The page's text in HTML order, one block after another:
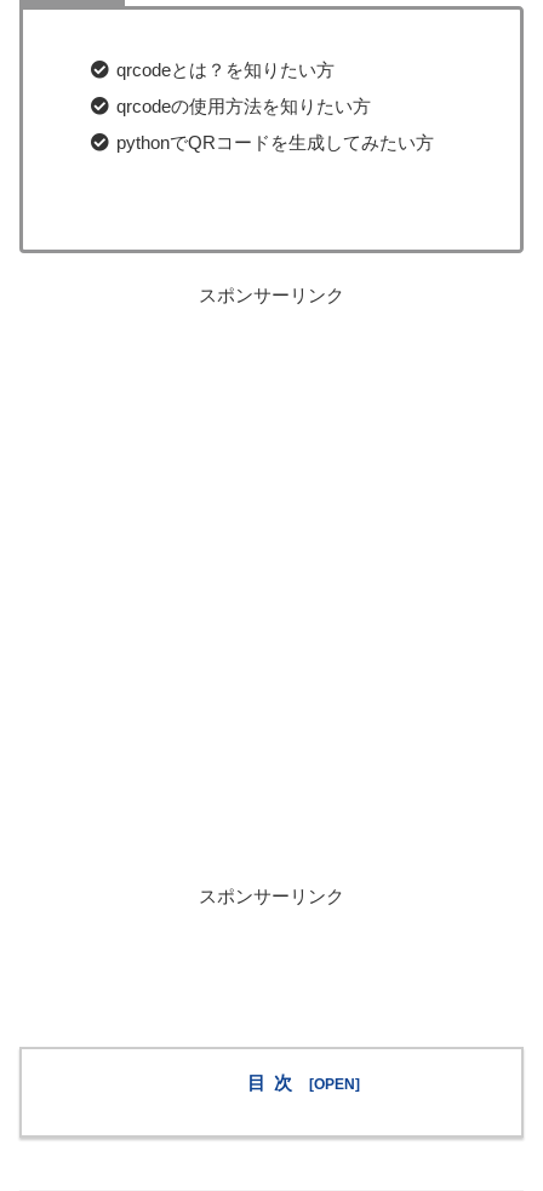
qrcodeとは？を知りたい方
qrcodeの使用方法を知りたい方
pythonでQRコードを生成してみたい方
スポンサーリンク
スポンサーリンク
目次